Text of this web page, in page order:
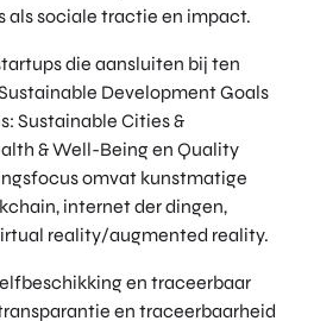
als sociale tractie en impact.
die aansluiten bij ten
Development Goals
Sustainable Cities &
& Well-Being en Quality
omvat kunstmatige
internet der dingen,
reality/augmented reality.
en traceerbaar
en traceerbaarheid